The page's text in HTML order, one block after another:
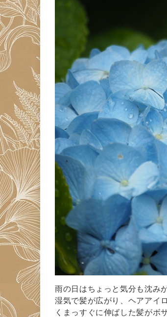
雨の日はちょっと気分も沈み
湿気で髪が広がり、ヘアアイ
くまっすぐに伸ばした髪がボ